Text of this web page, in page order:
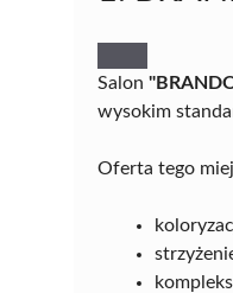
Salon
wysokim
Oferta tego